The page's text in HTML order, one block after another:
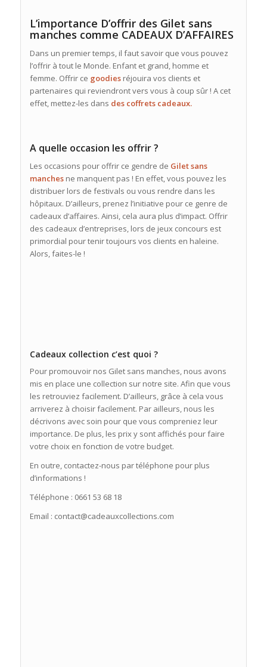
L’importance D’offrir des Gilet sans
manches comme CADEAUX D’AFFAIRES
Dans un premier temps, il faut savoir que vous pouvez
l’offrir à tout le Monde. Enfant et grand, homme et
femme. Offrir ce goodies réjouira vos clients et
partenaires qui reviendront vers vous à coup sûr ! A cet
effet, mettez-les dans des coffrets cadeaux.
A quelle occasion les offrir ?
Les occasions pour offrir ce gendre de Gilet sans
manches ne manquent pas ! En effet, vous pouvez les
distribuer lors de festivals ou vous rendre dans les
hôpitaux. D’ailleurs, prenez l’initiative pour ce genre de
cadeaux d’affaires. Ainsi, cela aura plus d’impact. Offrir
des cadeaux d’entreprises, lors de jeux concours est
primordial pour tenir toujours vos clients en haleine.
Alors, faites-le !
Cadeaux collection c’est quoi ?
Pour promouvoir nos Gilet sans manches, nous avons
mis en place une collection sur notre site. Afin que vous
les retrouviez facilement. D’ailleurs, grâce à cela vous
arriverez à choisir facilement. Par ailleurs, nous les
décrivons avec soin pour que vous compreniez leur
importance. De plus, les prix y sont affichés pour faire
votre choix en fonction de votre budget.
En outre, contactez-nous par téléphone pour plus
d’informations !
Téléphone : 0661 53 68 18
Email : contact@cadeauxcollections.com